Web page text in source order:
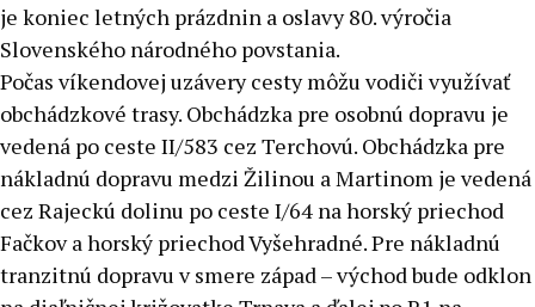
je koniec letných prázdnin a oslavy 80. výročia
Slovenského národného povstania.
Počas víkendovej uzávery cesty môžu vodiči využívať
obchádzkové trasy. Obchádzka pre osobnú dopravu je
vedená po ceste II/583 cez Terchovú. Obchádzka pre
nákladnú dopravu medzi Žilinou a Martinom je vedená
cez Rajeckú dolinu po ceste I/64 na horský priechod
Fačkov a horský priechod Vyšehradné. Pre nákladnú
tranzitnú dopravu v smere západ – východ bude odklon